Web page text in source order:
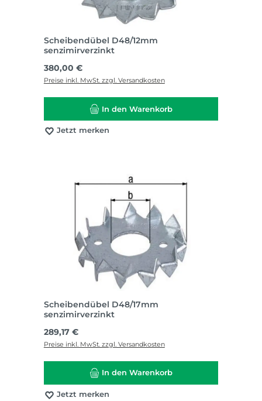
Scheibendübel D48/12mm
senzimirverzinkt
Regulärer Preis:
380,00 €
Preise inkl. MwSt. zzgl. Versandkosten
In den Warenkorb
Jetzt merken
Scheibendübel D48/17mm
senzimirverzinkt
Regulärer Preis:
289,17 €
Preise inkl. MwSt. zzgl. Versandkosten
In den Warenkorb
Jetzt merken